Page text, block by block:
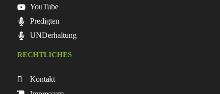
YouTube
Predigten
UNDerhaltung
RECHTLICHES
Kontakt